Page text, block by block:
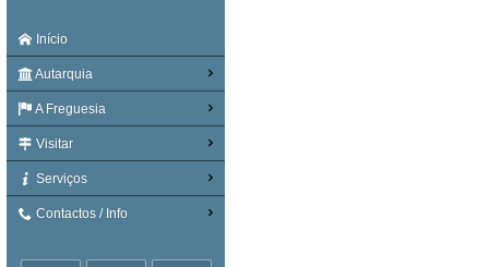
Início
Autarquia
A Freguesia
Visitar
Serviços
Contactos / Info